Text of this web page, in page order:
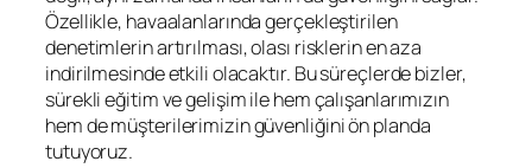
Özellikle, havaalanlarında gerçekleştirilen
denetimlerin artırılması, olası risklerin en aza
indirilmesinde etkili olacaktır. Bu süreçlerde bizler,
sürekli eğitim ve gelişim ile hem çalışanlarımızın
hem de müşterilerimizin güvenliğini ön planda
tutuyoruz.